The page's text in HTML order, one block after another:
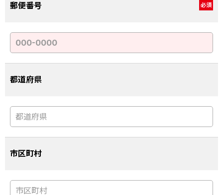
郵便番号 必須
都道府県
市区町村